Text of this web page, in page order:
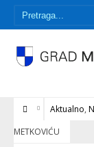
Aktualno,
METKOVIĆU